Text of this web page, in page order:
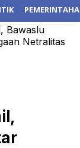
Bawaslu
Netralitas